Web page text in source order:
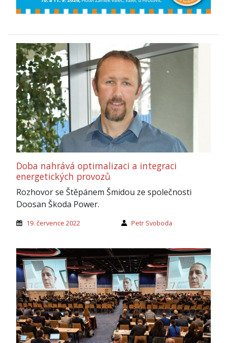
Doba nahrává optimalizaci a integraci
energetických provozů
Rozhovor se Štěpánem Šmidou ze společnosti
Doosan Škoda Power.
19. července 2022 Petr Svoboda